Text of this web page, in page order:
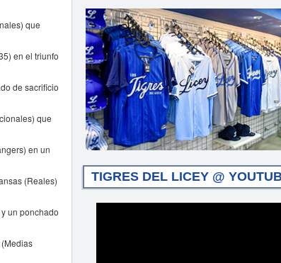
que
en el triunfo
de sacrificio
que
en un
(Reales)
un ponchado
TIGRES DEL LICEY @